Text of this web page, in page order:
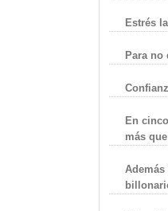
Estrés
Para no
En
más